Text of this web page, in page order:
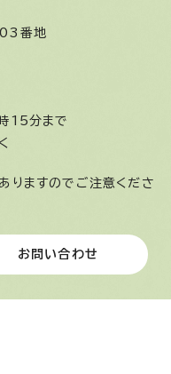
番地
15分まで
りますのでご注意くださ
お問い合わせ